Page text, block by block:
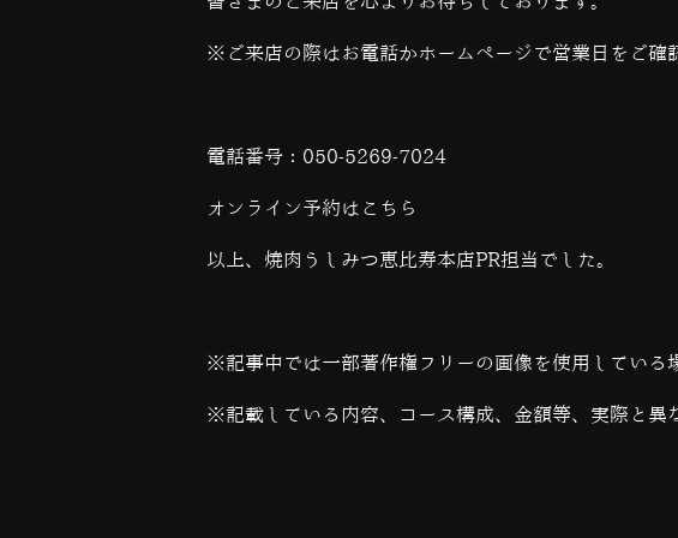
※ご来店の際はお電話かホームページで営業日をご確
電話番号： 050-5269-7024
オンライン予約は こちら
以上、焼肉うしみつ恵比寿本店PR担当でした。
※記事中では一部著作権フリーの画像を使用している
※記載している内容、コース構成、金額等、実際と異